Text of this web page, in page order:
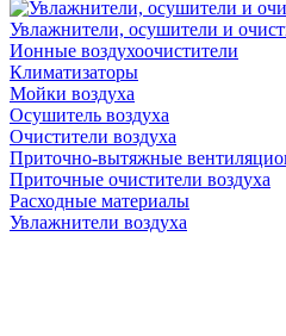
Увлажнители, осушители и
Ионные воздухоочистители
Климатизаторы
Мойки воздуха
Осушитель воздуха
Очистители воздуха
Приточно-вытяжные
Приточные очистители воздуха
Расходные материалы
Увлажнители воздуха